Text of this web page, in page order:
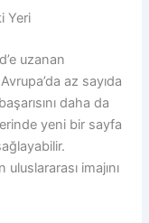
Yeri
uzanan
az sayıda
daha da
yeni bir sayfa
imajını